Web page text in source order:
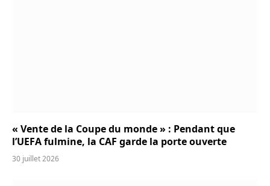
« Vente de la Coupe du monde » : Pendant que
l’UEFA fulmine, la CAF garde la porte ouverte
30 juillet 2026